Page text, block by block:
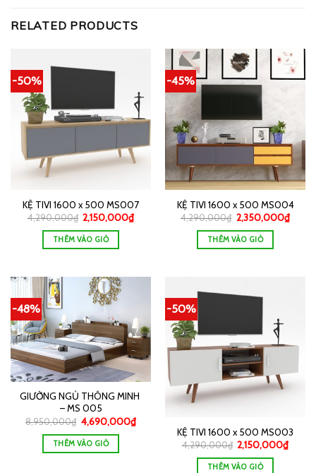
RELATED PRODUCTS
-50%
KỆ TIVI 1600 x 500 MS007
4,290,000₫ 2,150,000₫
THÊM VÀO GIỎ
-45%
KỆ TIVI 1600 x 500 MS004
4,290,000₫ 2,350,000₫
THÊM VÀO GIỎ
-48%
GIƯỜNG NGỦ THÔNG MINH
– MS 005
8,950,000₫ 4,690,000₫
THÊM VÀO GIỎ
-50%
KỆ TIVI 1600 x 500 MS003
4,290,000₫ 2,150,000₫
THÊM VÀO GIỎ